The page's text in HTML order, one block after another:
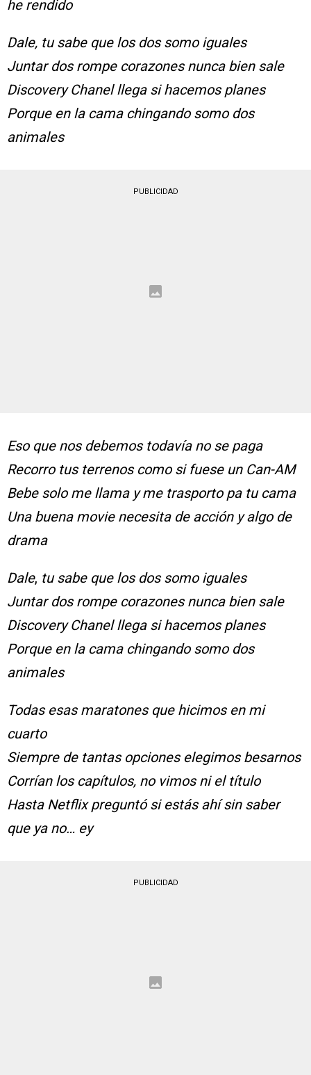
he rendido
Dale, tu sabe que los dos somo iguales
Juntar dos rompe corazones nunca bien sale
Discovery Chanel llega si hacemos planes
Porque en la cama chingando somo dos
animales
PUBLICIDAD
Eso que nos debemos todavía no se paga
Recorro tus terrenos como si fuese un Can-AM
Bebe solo me llama y me trasporto pa tu cama
Una buena movie necesita de acción y algo de
drama
Dale, tu sabe que los dos somo iguales
Juntar dos rompe corazones nunca bien sale
Discovery Chanel llega si hacemos planes
Porque en la cama chingando somo dos
animales
Todas esas maratones que hicimos en mi
cuarto
Siempre de tantas opciones elegimos besarnos
Corrían los capítulos, no vimos ni el título
Hasta Netflix preguntó si estás ahí sin saber
que ya no… ey
PUBLICIDAD